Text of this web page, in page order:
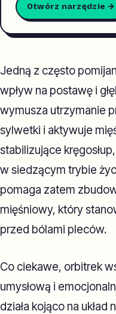
Otwórz narzędzie →
Jedną z często
wpływ na postawę i
wymusza utrzymanie
sylwetki i aktywuje
stabilizujące
w siedzącym trybie
pomaga zatem
mięśniowy, który
przed bólami pleców.
Co ciekawe, orbitrek
umysłową i
działa kojąco na